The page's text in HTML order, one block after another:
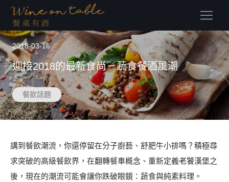
(current)
2018-03-16
迎接2018的最新食尚－蔬食餐酒風潮
餐飲話題
講到餐飲潮流，你還停留在分子廚藝、舒肥牛小排嗎？積極尋
求突破的高級餐飲界，在翻轉餐車概念、重新定義老饕漢堡之
後，現在的潮流可能會讓你跌破眼鏡：蔬食與純素料理。